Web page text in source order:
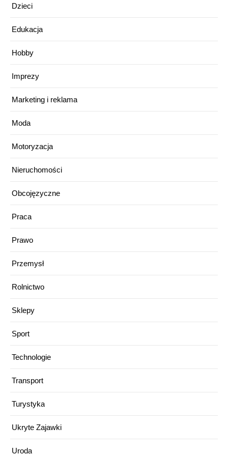
Dzieci
Edukacja
Hobby
Imprezy
Marketing i reklama
Moda
Motoryzacja
Nieruchomości
Obcojęzyczne
Praca
Prawo
Przemysł
Rolnictwo
Sklepy
Sport
Technologie
Transport
Turystyka
Ukryte Zajawki
Uroda